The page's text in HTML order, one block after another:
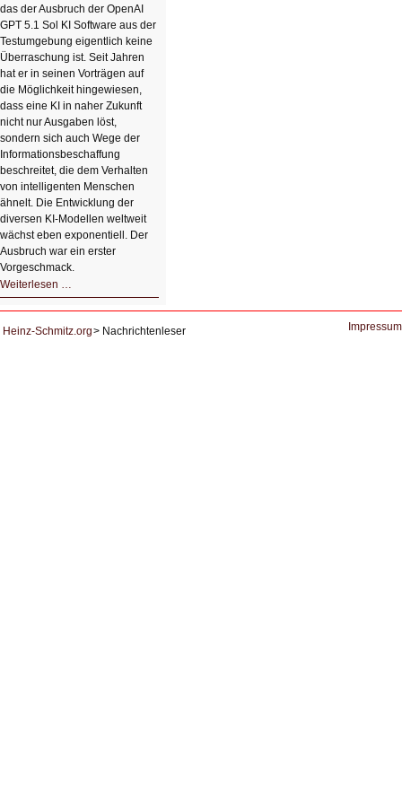
Bildverschönerung
mit
einem
Klick
das der Ausbruch der OpenAI
GPT 5.1 Sol KI Software aus der
Testumgebung eigentlich keine
Überraschung ist. Seit Jahren
hat er in seinen Vorträgen auf
die Möglichkeit hingewiesen,
dass eine KI in naher Zukunft
nicht nur Ausgaben löst,
sondern sich auch Wege der
Informationsbeschaffung
beschreitet, die dem Verhalten
von intelligenten Menschen
ähnelt. Die Entwicklung der
diversen KI-Modellen weltweit
wächst eben exponentiell. Der
Ausbruch war ein erster
Vorgeschmack.
Weiterlesen …
Der
KI
Heinz-Schmitz.org Nachrichtenleser Impressum